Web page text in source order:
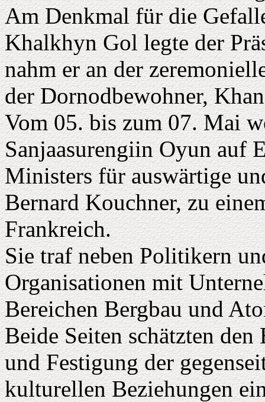
Am Denkmal für die
Khalkhyn Gol legte der
nahm er an der
der Dornodbewohner,
Vom 05. bis zum 07. Mai
Sanjaasurengiin Oyun auf
Ministers für auswärtige
Bernard Kouchner, zu
Frankreich.
Sie traf neben Politikern
Organisationen mit
Bereichen Bergbau und
Beide Seiten schätzten
und Festigung der
kulturellen Beziehungen